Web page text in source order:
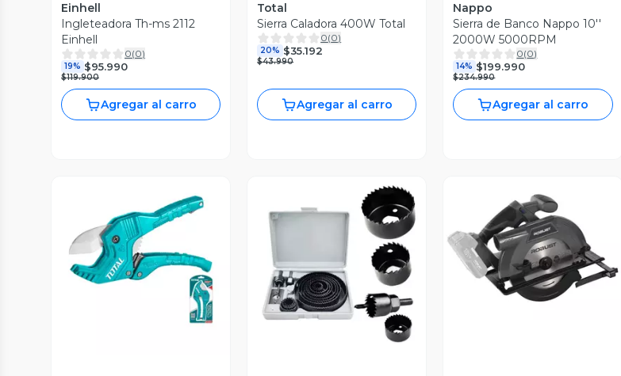
Einhell
Ingleteadora Th-ms 2112
Einhell
0(0)
19% $95.990
$119.900
Agregar al carro
Total
Sierra Caladora 400W Total
0(0)
20% $35.192
$43.990
Agregar al carro
Nappo
Sierra de Banco Nappo 10''
2000W 5000RPM
0(0)
14% $199.990
$234.990
Agregar al carro
Vista Previa Vista Previa
Vista Previa